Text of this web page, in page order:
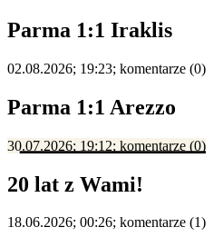
Parma 1:1 Iraklis
02.08.2026; 19:23; komentarze (0)
Parma 1:1 Arezzo
30.07.2026; 19:12; komentarze (0)
20 lat z Wami!
18.06.2026; 00:26; komentarze (1)